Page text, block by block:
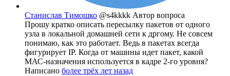
Станислав Тимошко @s4kkkk Автор вопроса
Прошу кратко описать пересылку пакетов от одного
узла в локальной домашней сети к дргому. Не совсем
понимаю, как это работает. Ведь в пакетах всегда
фигурирует IP. Когда от машины идет пакет, какой
МАС-назначения используется в кадре 2-го уровня?
Написано более трёх лет назад